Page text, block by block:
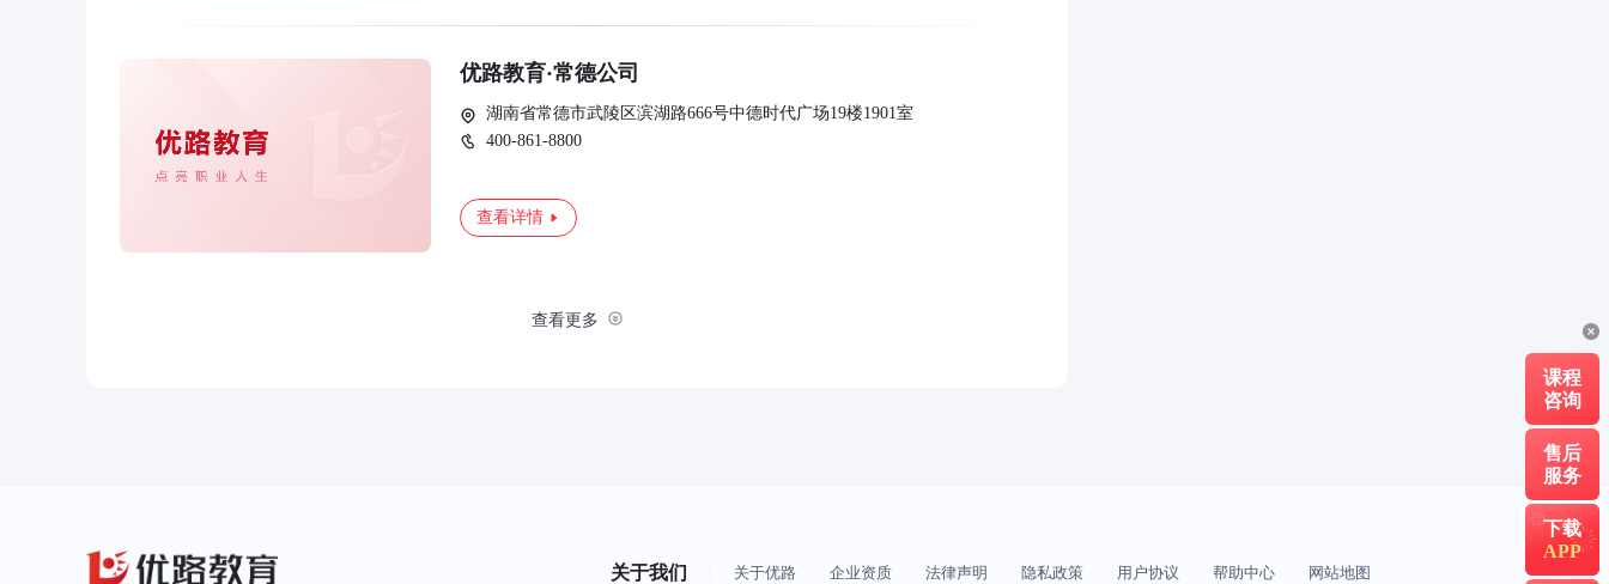
优路教育·常德公司
湖南省常德市武陵区滨湖路666号中德时代广场19楼1901室
400-861-8800
查看详情
查看更多
消防设施操作员证考试时间
关于我们 关于优路 企业资质 法律声明 隐私政策 用户协议 帮助中心 网站地图
课程
咨询
售后
服务
下载
APP